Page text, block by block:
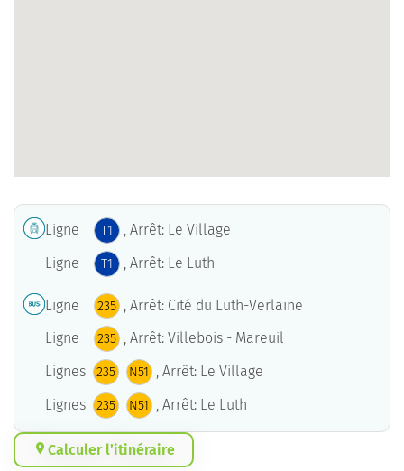
Ligne T1
, Arrêt: Le Village
Ligne
T1 , Arrêt: Le Luth
Ligne 235
, Arrêt: Cité du Luth-Verlaine
Ligne
235 , Arrêt: Villebois - Mareuil
Lignes
235 N51 , Arrêt: Le Village
Lignes
235 N51 , Arrêt: Le Luth
Calculer l’itinéraire